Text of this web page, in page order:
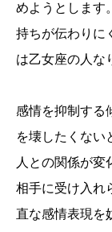
めようとします
持ちが伝わりに
は乙女座の人な
感情を抑制する
を壊したくない
人との関係が変
相手に受け入れ
直な感情表現を